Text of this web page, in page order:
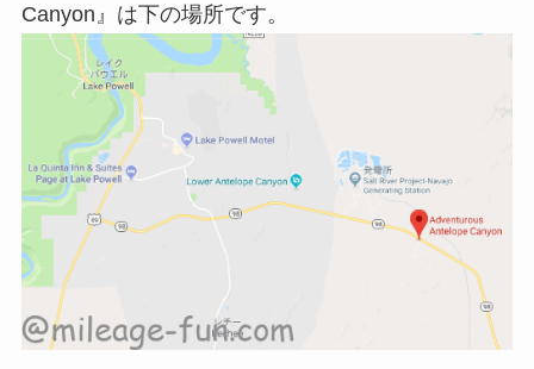
Canyon』は下の場所です。